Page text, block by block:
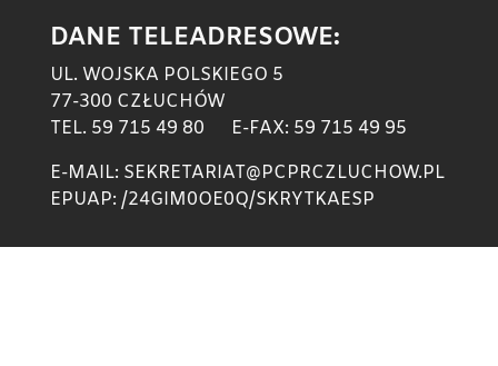
DANE TELEADRESOWE:
UL. WOJSKA POLSKIEGO 5
77-300 CZŁUCHÓW
TEL. 59 715 49 80 E-FAX: 59 715 49 95
E-MAIL: SEKRETARIAT@PCPRCZLUCHOW.PL
EPUAP: /24GIM0OE0Q/SKRYTKAESP